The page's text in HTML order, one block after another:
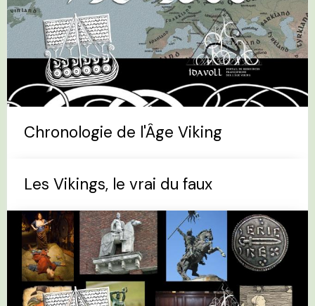
Chronologie de l'Âge Viking
Les Vikings, le vrai du faux